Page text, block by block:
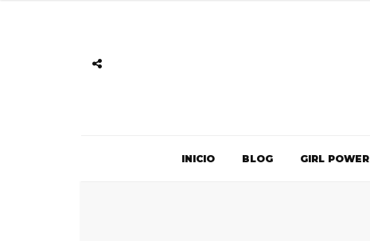
INICIO BLOG GIRL POWER